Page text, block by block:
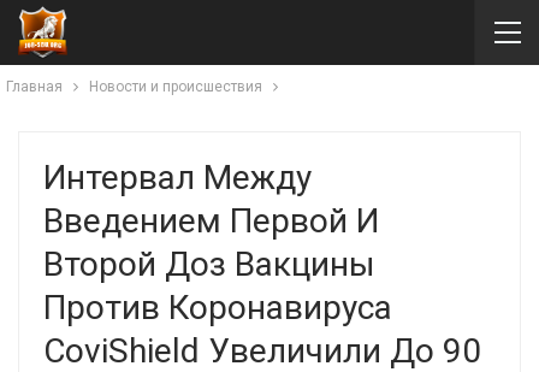
Главная Новости и происшествия
Интервал Между
Введением Первой И
Второй Доз Вакцины
Против Коронавируса
CoviShield Увеличили До 90